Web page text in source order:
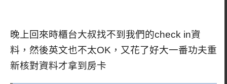
晚上回來時櫃台大叔找不到我們的check in資
料，然後英文也不太OK，又花了好大一番功夫重
新核對資料才拿到房卡